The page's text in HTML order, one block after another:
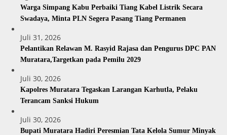
Warga Simpang Kabu Perbaiki Tiang Kabel Listrik Secara
Swadaya, Minta PLN Segera Pasang Tiang Permanen
Juli 31, 2026
Pelantikan Relawan M. Rasyid Rajasa dan Pengurus DPC PAN
Muratara,Targetkan pada Pemilu 2029
Juli 30, 2026
Kapolres Muratara Tegaskan Larangan Karhutla, Pelaku
Terancam Sanksi Hukum
Juli 30, 2026
Bupati Muratara Hadiri Peresmian Tata Kelola Sumur Minyak